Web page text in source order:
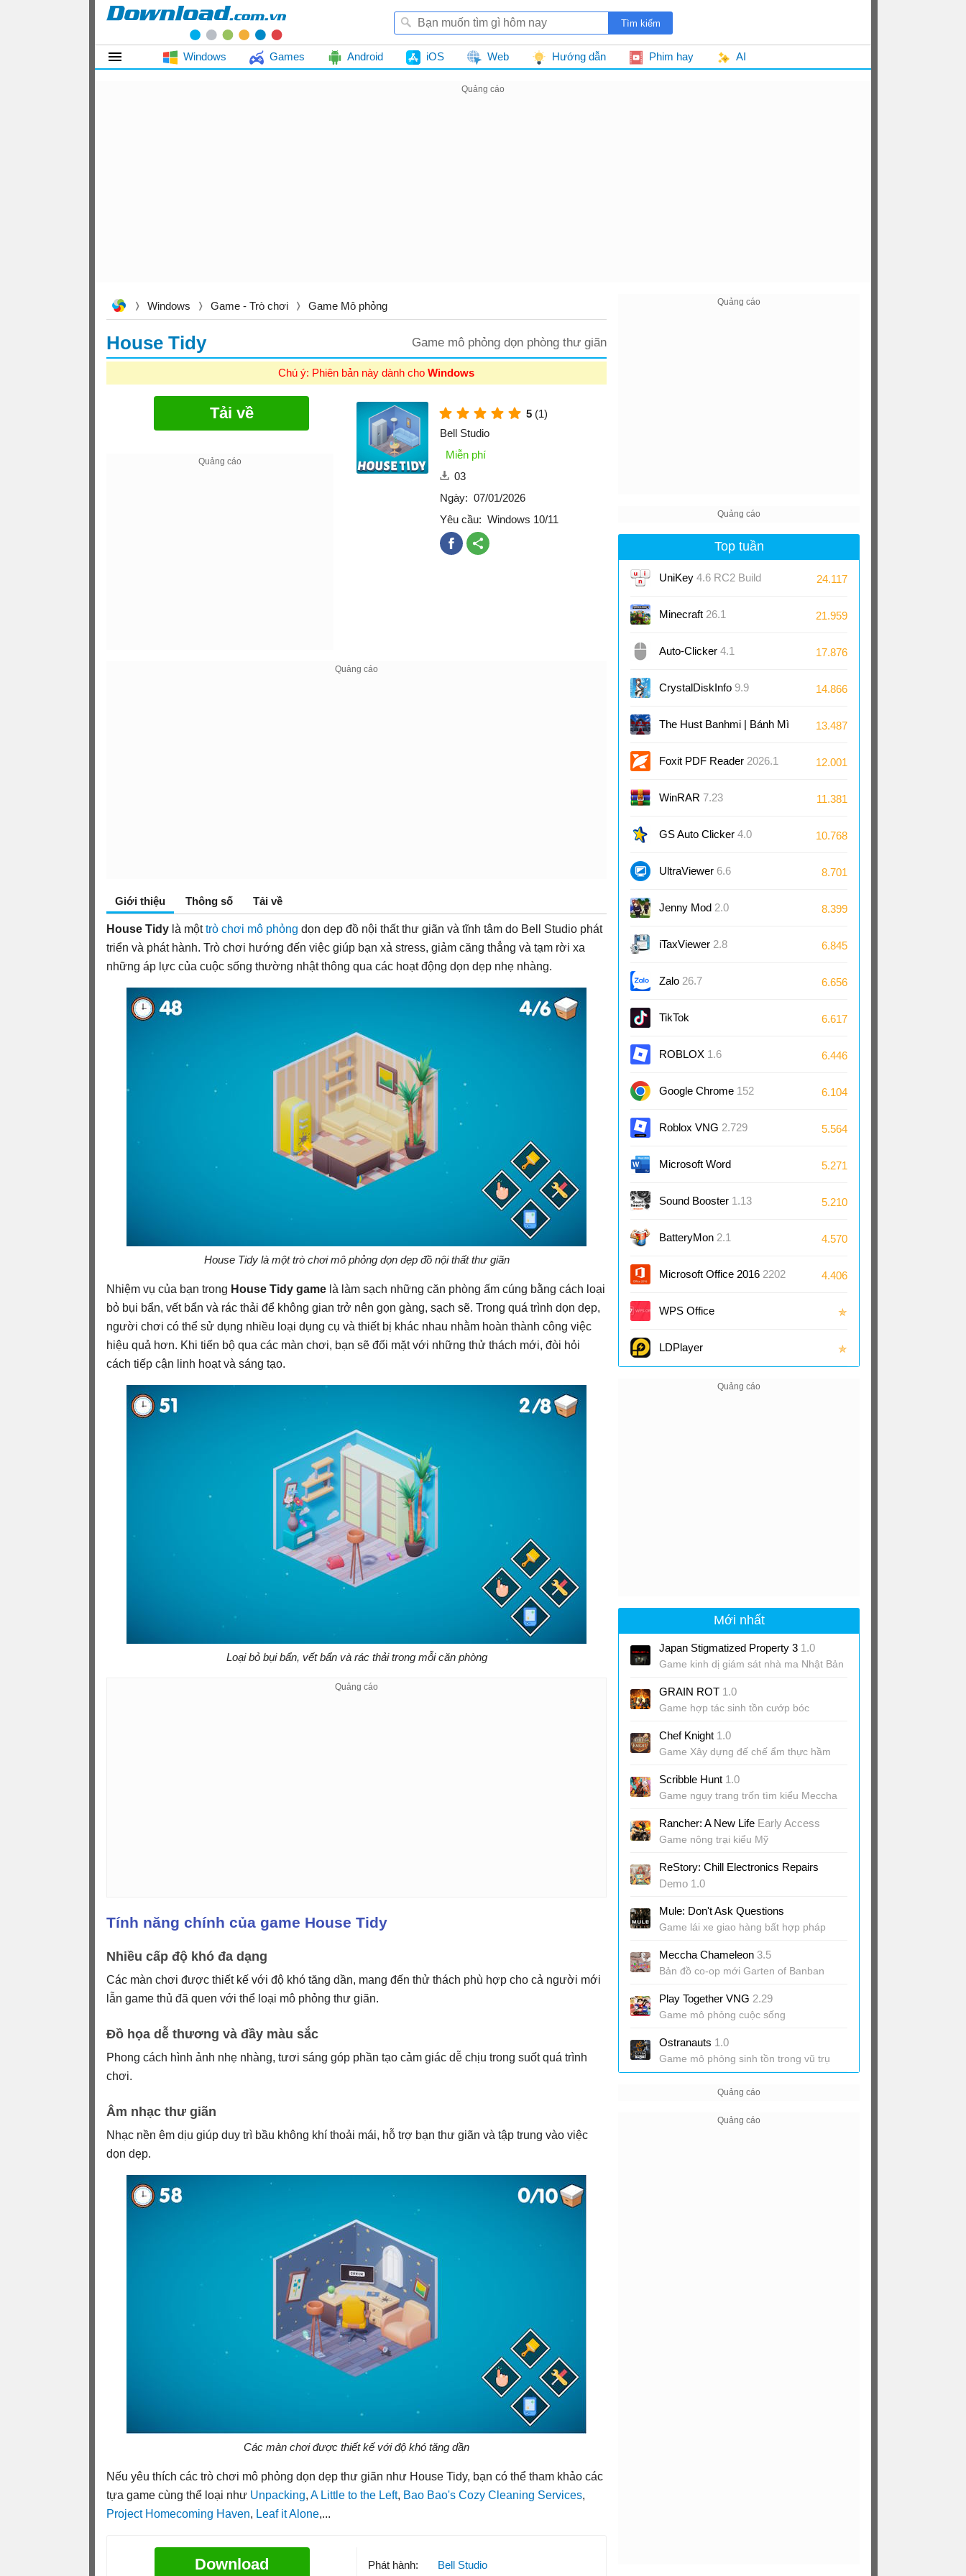
Windows Games Android iOS Web Hướng dẫn Phim hay AI
Windows Game - Trò chơi Game Mô phỏng
House Tidy Game mô phỏng dọn phòng thư giãn
Chú ý: Phiên bản này dành cho Windows
Tải về 5 (1)
Bell Studio
Miễn phí
03
Ngày: 07/01/2026
Yêu cầu: Windows 10/11
Giới thiệu Thông số Tải về
House Tidy là mộttrò chơi mô phỏng dọn dẹp đồ nội thất thư giãn và tĩnh tâm do Bell Studio phát
triển và phát hành. Trò chơi hướng đến việc giúp bạn xả stress, giảm căng thẳng và tạm rời xa
những áp lực của cuộc sống thường nhật thông qua các hoạt động dọn dẹp nhẹ nhàng.
House Tidy là một trò chơi mô phỏng dọn dẹp đồ nội thất thư giãn
Nhiệm vụ của bạn trong House Tidy game là làm sạch những căn phòng ấm cúng bằng cách loại
bỏ bụi bẩn, vết bẩn và rác thải để không gian trở nên gọn gàng, sạch sẽ. Trong quá trình dọn dẹp,
người chơi có thể sử dụng nhiều loại dụng cụ và thiết bị khác nhau nhằm hoàn thành công việc
hiệu quả hơn. Khi tiến bộ qua các màn chơi, bạn sẽ đối mặt với những thử thách mới, đòi hỏi
cách tiếp cận linh hoạt và sáng tạo.
Loại bỏ bụi bẩn, vết bẩn và rác thải trong mỗi căn phòng
Tính năng chính của game House Tidy
Nhiều cấp độ khó đa dạng
Các màn chơi được thiết kế với độ khó tăng dần, mang đến thử thách phù hợp cho cả người mới
lẫn game thủ đã quen với thể loại mô phỏng thư giãn.
Đồ họa dễ thương và đầy màu sắc
Phong cách hình ảnh nhẹ nhàng, tươi sáng góp phần tạo cảm giác dễ chịu trong suốt quá trình
chơi.
Âm nhạc thư giãn
Nhạc nền êm dịu giúp duy trì bầu không khí thoải mái, hỗ trợ bạn thư giãn và tập trung vào việc
dọn dẹp.
Các màn chơi được thiết kế với độ khó tăng dần
Nếu yêu thích các trò chơi mô phỏng dọn dẹp thư giãn như House Tidy, bạn có thể tham khảo các
tựa game cùng thể loại như Unpacking, A Little to the Left, Bao Bao's Cozy Cleaning Services,
Project Homecoming Haven, Leaf it Alone,...
Download Phát hành: Bell Studio
Top tuần
UniKey 4.6 RC2 Build
230919
24.117
Minecraft 26.1 21.959
Auto-Clicker 4.1 17.876
CrystalDiskInfo 9.9 14.866
The Hust Banhmi | Bánh Mì
Bách Khoa
13.487
Foxit PDF Reader 2026.1 12.001
WinRAR 7.23 11.381
GS Auto Clicker 4.0 10.768
UltraViewer 6.6 8.701
Jenny Mod 2.0 8.399
iTaxViewer 2.8 6.845
Zalo 26.7 6.656
TikTok 6.617
ROBLOX 1.6 6.446
Google Chrome 152 6.104
Roblox VNG 2.729 5.564
Microsoft Word
2024/2021/2019/2016
5.271
Sound Booster 1.13 5.210
BatteryMon 2.1 4.570
Microsoft Office 2016 2202
(16.0
4.406
WPS Office ✯
LDPlayer ✯
Mới nhất
Japan Stigmatized Property 3 1.0
Game kinh dị giám sát nhà ma Nhật Bản
GRAIN ROT 1.0
Game hợp tác sinh tồn cướp bóc
Chef Knight 1.0
Game Xây dựng đế chế ẩm thực hầm
Scribble Hunt 1.0
Game ngụy trang trốn tìm kiểu Meccha
Rancher: A New Life Early Access
Game nông trại kiểu Mỹ
ReStory: Chill Electronics Repairs
Demo 1.0
Mule: Don't Ask Questions
Game lái xe giao hàng bất hợp pháp
Meccha Chameleon 3.5
Bản đồ co-op mới Garten of Banban
Play Together VNG 2.29
Game mô phỏng cuộc sống
Ostranauts 1.0
Game mô phỏng sinh tồn trong vũ trụ